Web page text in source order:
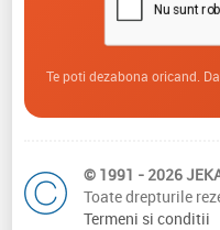
Te poti dezabona oricand.
© 1991 - 2026
Toate drepturile
Termeni si conditii